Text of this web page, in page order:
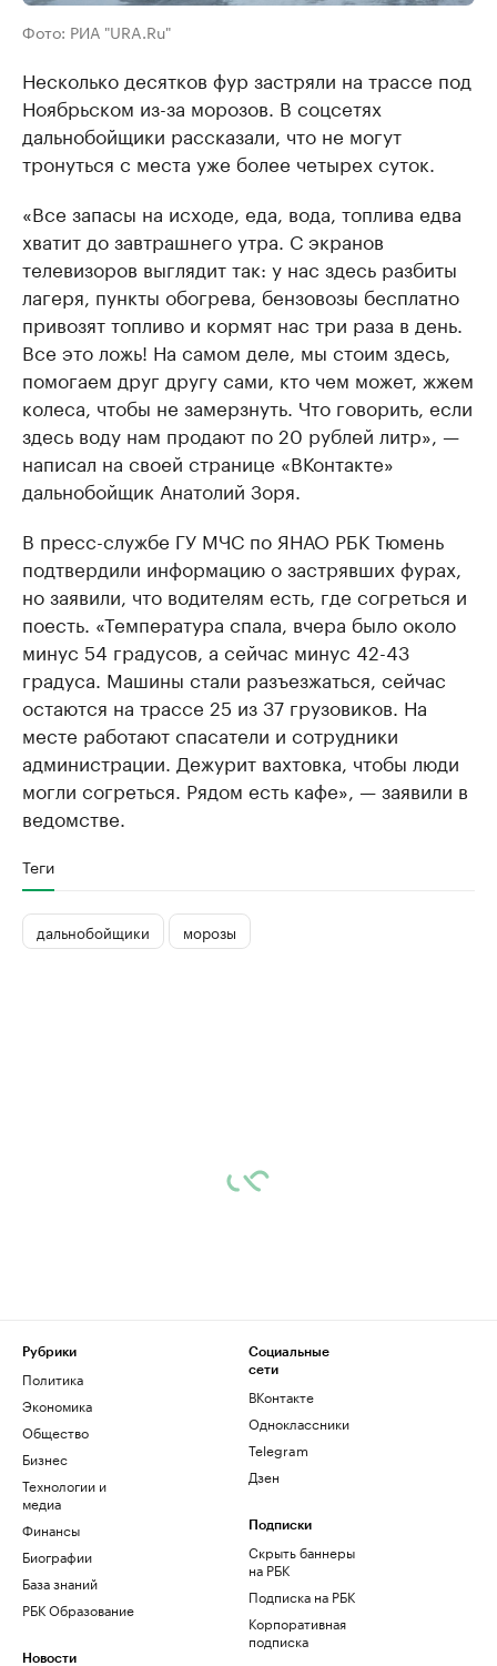
Фото: РИА "URA.Ru"
Несколько десятков фур застряли на трассе под
Ноябрьском из-за морозов. В соцсетях
дальнобойщики рассказали, что не могут
тронуться с места уже более четырех суток.
«Все запасы на исходе, еда, вода, топлива едва
хватит до завтрашнего утра. С экранов
телевизоров выглядит так: у нас здесь разбиты
лагеря, пункты обогрева, бензовозы бесплатно
привозят топливо и кормят нас три раза в день.
Все это ложь! На самом деле, мы стоим здесь,
помогаем друг другу сами, кто чем может, жжем
колеса, чтобы не замерзнуть. Что говорить, если
здесь воду нам продают по 20 рублей литр», —
написал на своей странице «ВКонтакте»
дальнобойщик Анатолий Зоря.
В пресс-службе ГУ МЧС по ЯНАО РБК Тюмень
подтвердили информацию о застрявших фурах,
но заявили, что водителям есть, где согреться и
поесть. «Температура спала, вчера было около
минус 54 градусов, а сейчас минус 42-43
градуса. Машины стали разъезжаться, сейчас
остаются на трассе 25 из 37 грузовиков. На
месте работают спасатели и сотрудники
администрации. Дежурит вахтовка, чтобы люди
могли согреться. Рядом есть кафе», — заявили в
ведомстве.
Теги
дальнобойщики морозы
Рубрики
Политика
Экономика
Общество
Бизнес
Технологии и
медиа
Финансы
Биографии
База знаний
РБК Образование
Новости
Социальные
сети
ВКонтакте
Одноклассники
Telegram
Дзен
Подписки
Скрыть баннеры
на РБК
Подписка на РБК
Корпоративная
подписка